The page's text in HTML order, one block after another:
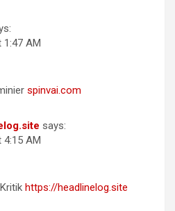
1:47 AM
spinvai.com
says:
4:15 AM
https://headlinelog.site